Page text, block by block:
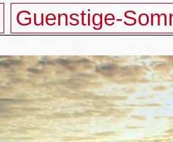
Guenstige-